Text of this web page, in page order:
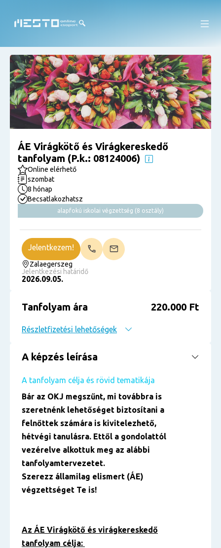
ÁE Virágkötő és Virágkereskedő
tanfolyam (P.k.: 08124006)
Online elérhető
szombat
8 hónap
Becsatlakozhatsz
alapfokú iskolai végzettség (8 osztály)
Zalaegerszeg
Jelentkezési határidő
2026.09.05.
Jelentkezem!
Tanfolyam ára 220.000 Ft
Részletfizetési lehetőségek
A képzés leírása
A tanfolyam célja és rövid tematikája
Bár az OKJ megszűnt, mi továbbra is
szeretnénk lehetőséget biztosítani a
felnőttek számára is kivitelezhető,
hétvégi tanulásra. Ettől a gondolattól
vezérelve alkottuk meg az alábbi
tanfolyamtervezetet.
Szerezz államilag elismert (ÁE)
végzettséget Te is!
Az ÁE Virágkötő és virágkereskedő
tanfolyam célja: